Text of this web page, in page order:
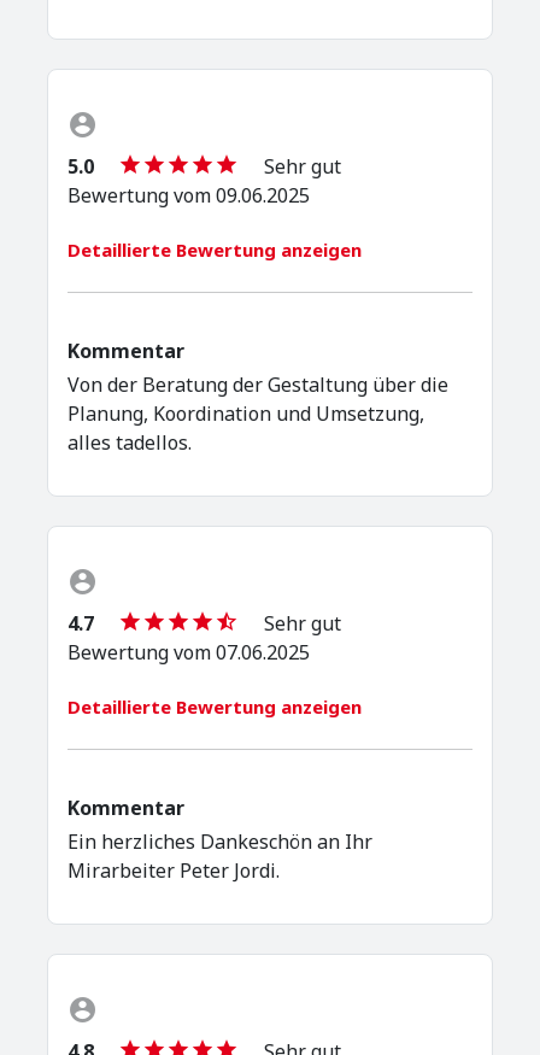
5.0
Sehr gut
Bewertung vom 09.06.2025
Detaillierte Bewertung anzeigen
Kommentar
Von der Beratung der Gestaltung über die
Planung, Koordination und Umsetzung,
alles tadellos.
4.7
Sehr gut
Bewertung vom 07.06.2025
Detaillierte Bewertung anzeigen
Kommentar
Ein herzliches Dankeschön an Ihr
Mirarbeiter Peter Jordi.